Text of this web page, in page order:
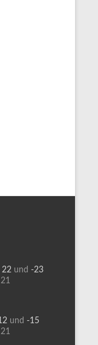
22 und -23
und -15